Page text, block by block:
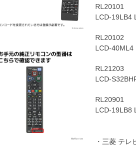
RL20101
LCD-19LB4
RL20102
LCD-40ML4
RL21203
LCD-
RL20901
LCD-19LB8
・三菱 テレ